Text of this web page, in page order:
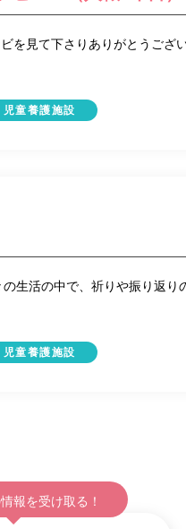
を見て下さりありがとうござ
児童養護施設
生活の中で、祈りや振り返り
児童養護施設
報を受け取る！